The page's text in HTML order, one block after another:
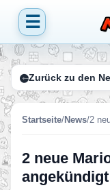
☰
Zurück zu den
Startseite/News/2
2 neue
angekündigt